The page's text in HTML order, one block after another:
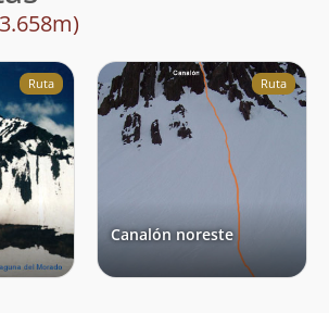
Ruta Ruta
Canalón noreste